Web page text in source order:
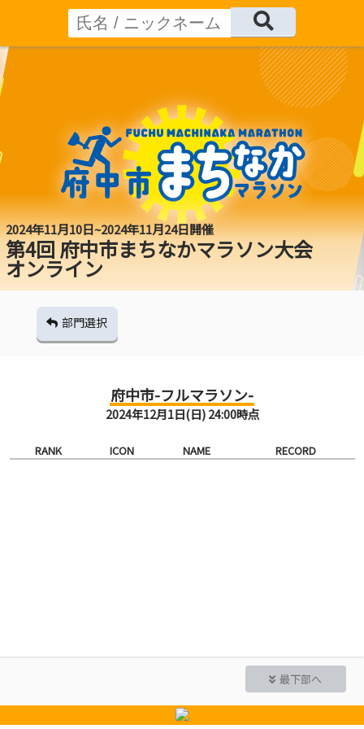
2024年11月10日~2024年11月24日開催
第4回 府中市まちなかマラソン大会
オンライン
部門選択
府中市-フルマラソン-
2024年12月1日(日) 24:00時点
RANK ICON NAME RECORD
最下部へ